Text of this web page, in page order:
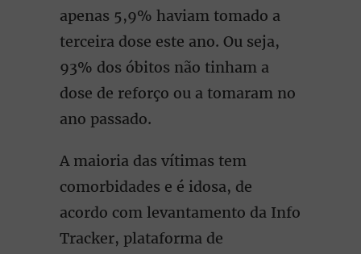
apenas 5,9% haviam tomado a
terceira dose este ano. Ou seja,
93% dos óbitos não tinham a
dose de reforço ou a tomaram no
ano passado.
A maioria das vítimas tem
comorbidades e é idosa, de
acordo com levantamento da Info
Tracker, plataforma de